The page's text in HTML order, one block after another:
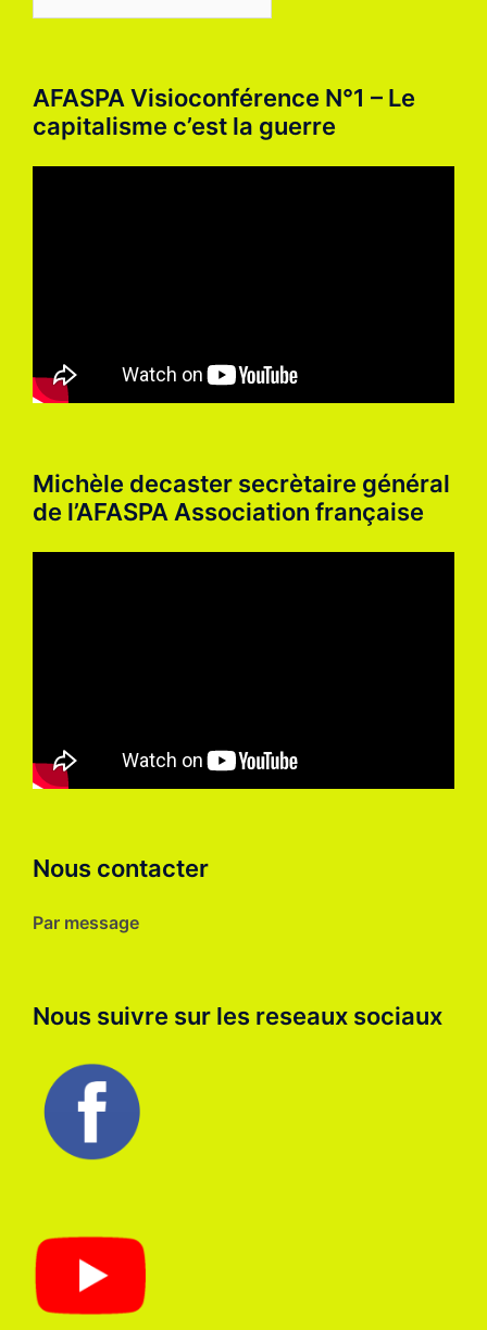
AFASPA Visioconférence N°1 – Le
capitalisme c’est la guerre
Michèle decaster secrètaire général
de l’AFASPA Association française
Nous contacter
Par message
Nous suivre sur les reseaux sociaux